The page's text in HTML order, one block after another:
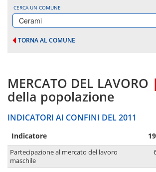
CERCA UN COMUNE
Cerami
TORNA AL COMUNE
MERCATO DEL LAVORO |
della popolazione
INDICATORI AI CONFINI DEL 2011
Indicatore
Partecipazione al mercato del lavoro
maschile